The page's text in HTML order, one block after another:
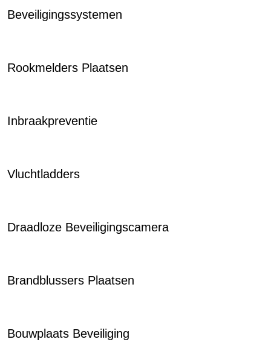
Beveiligingssystemen
Rookmelders Plaatsen
Inbraakpreventie
Vluchtladders
Draadloze Beveiligingscamera
Brandblussers Plaatsen
Bouwplaats Beveiliging